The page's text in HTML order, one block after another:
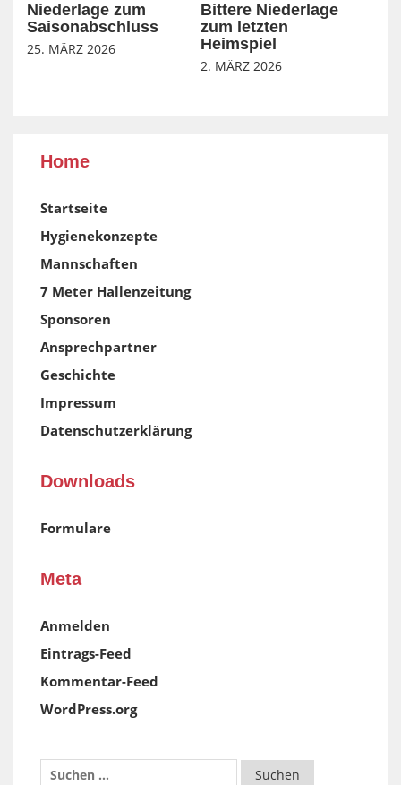
Niederlage zum
Saisonabschluss
25. MÄRZ 2026
Bittere Niederlage
zum letzten
Heimspiel
2. MÄRZ 2026
Home
Startseite
Hygienekonzepte
Mannschaften
7 Meter Hallenzeitung
Sponsoren
Ansprechpartner
Geschichte
Impressum
Datenschutzerklärung
Downloads
Formulare
Meta
Anmelden
Eintrags-Feed
Kommentar-Feed
WordPress.org